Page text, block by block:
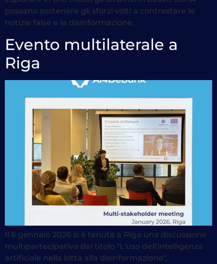
possano sostenere gli sforzi volti a contrastare le
notizie false e la disinformazione.
Evento multilaterale a
Riga
Il 6 gennaio 2026 si è tenuta a Riga una discussione
multipartecipativa dal titolo "L'uso dell'intelligenza
artificiale nella lotta alla disinformazione",